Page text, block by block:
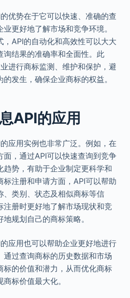
优势在于它可以快速、准确的查
更好地了解市场和竞争环境。
，API的自动化和高效性可以大大
询结果的准确率和全面性。此
进行商标监测、维护和保护，避
发生，确保企业商标的权益。
API的应用
应用实例也非常广泛。例如，在
面，通过API可以快速查询到竞争
趋势，有助于企业制定更科学和
标注册和申请方面，API可以帮助
、类别、状态及相似商标等信
注册时更好地了解市场现状和竞
规划自己的商标策略。
应用也可以帮助企业更好地进行
通过查询商标的历史数据和市场
标的价值和潜力，从而优化商标
标价值最大化。